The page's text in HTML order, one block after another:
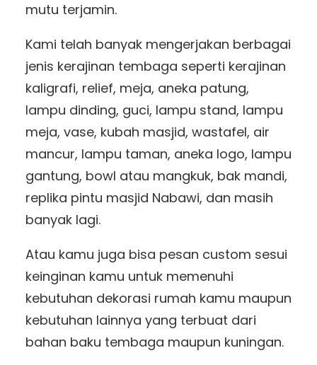
mutu terjamin.
Kami telah banyak mengerjakan berbagai
jenis kerajinan tembaga seperti kerajinan
kaligrafi, relief, meja, aneka patung,
lampu dinding, guci, lampu stand, lampu
meja, vase, kubah masjid, wastafel, air
mancur, lampu taman, aneka logo, lampu
gantung, bowl atau mangkuk, bak mandi,
replika pintu masjid Nabawi, dan masih
banyak lagi.
Atau kamu juga bisa pesan custom sesui
keinginan kamu untuk memenuhi
kebutuhan dekorasi rumah kamu maupun
kebutuhan lainnya yang terbuat dari
bahan baku tembaga maupun kuningan.